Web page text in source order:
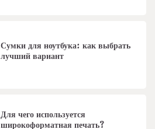
Сумки для ноутбука: как выбрать
лучший вариант
Для чего используется
широкоформатная печать?